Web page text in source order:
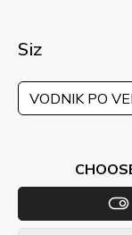
Siz
VODNIK PO